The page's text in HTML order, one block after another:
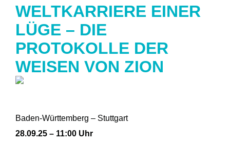
WELTKARRIERE EINER
LÜGE – DIE
PROTOKOLLE DER
WEISEN VON ZION
Baden-Württemberg – Stuttgart
28.09.25 – 11:00 Uhr